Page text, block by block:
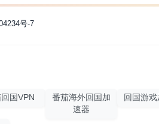
号-7
国VPN
番茄海外回国加
速器
回国游